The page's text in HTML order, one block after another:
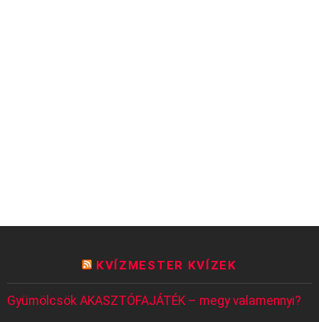
KVÍZMESTER KVÍZEK
Gyümölcsök AKASZTÓFAJÁTÉK – megy valamennyi?